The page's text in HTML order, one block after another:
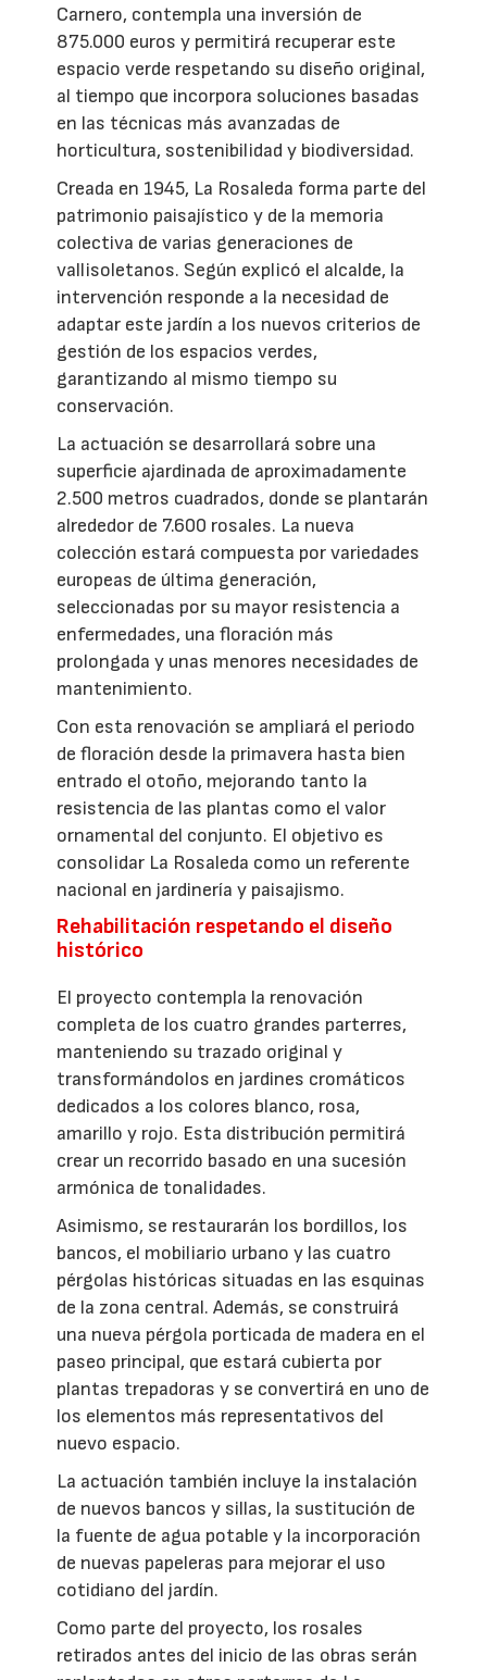
Carnero, contempla una inversión de
875.000 euros y permitirá recuperar este
espacio verde respetando su diseño original,
al tiempo que incorpora soluciones basadas
en las técnicas más avanzadas de
horticultura, sostenibilidad y biodiversidad.
Creada en 1945, La Rosaleda forma parte del
patrimonio paisajístico y de la memoria
colectiva de varias generaciones de
vallisoletanos. Según explicó el alcalde, la
intervención responde a la necesidad de
adaptar este jardín a los nuevos criterios de
gestión de los espacios verdes,
garantizando al mismo tiempo su
conservación.
La actuación se desarrollará sobre una
superficie ajardinada de aproximadamente
2.500 metros cuadrados, donde se plantarán
alrededor de 7.600 rosales. La nueva
colección estará compuesta por variedades
europeas de última generación,
seleccionadas por su mayor resistencia a
enfermedades, una floración más
prolongada y unas menores necesidades de
mantenimiento.
Con esta renovación se ampliará el periodo
de floración desde la primavera hasta bien
entrado el otoño, mejorando tanto la
resistencia de las plantas como el valor
ornamental del conjunto. El objetivo es
consolidar La Rosaleda como un referente
nacional en jardinería y paisajismo.
Rehabilitación respetando el diseño
histórico
El proyecto contempla la renovación
completa de los cuatro grandes parterres,
manteniendo su trazado original y
transformándolos en jardines cromáticos
dedicados a los colores blanco, rosa,
amarillo y rojo. Esta distribución permitirá
crear un recorrido basado en una sucesión
armónica de tonalidades.
Asimismo, se restaurarán los bordillos, los
bancos, el mobiliario urbano y las cuatro
pérgolas históricas situadas en las esquinas
de la zona central. Además, se construirá
una nueva pérgola porticada de madera en el
paseo principal, que estará cubierta por
plantas trepadoras y se convertirá en uno de
los elementos más representativos del
nuevo espacio.
La actuación también incluye la instalación
de nuevos bancos y sillas, la sustitución de
la fuente de agua potable y la incorporación
de nuevas papeleras para mejorar el uso
cotidiano del jardín.
Como parte del proyecto, los rosales
retirados antes del inicio de las obras serán